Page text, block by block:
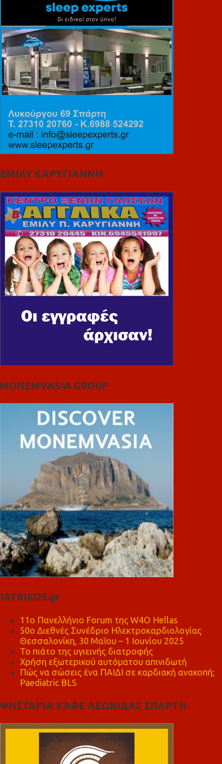
ΕΜΙΛΥ ΚΑΡΥΓΙΑΝΝΗ
MONEMVASIA GROUP
IATRIKOS.gr
11ο Πανελλήνιο Forum της W4O Hellas
50ο Διεθνές Συνέδριο Ηλεκτροκαρδιολογίας
Θεσσαλονίκη, 30 Μαΐου – 1 Ιουνίου 2025
Το πιάτο της υγιεινής διατροφής
Χρήση εξωτερικού αυτόματου απινιδωτή
Πώς να σώσεις ένα ΠΑΙΔΙ σε καρδιακή ανακοπή;
Paediatric BLS
ΨΗΣΤΑΡΙΑ ΚΑΦΕ ΛΕΩΝΙΔΑΣ ΣΠΑΡΤΗ